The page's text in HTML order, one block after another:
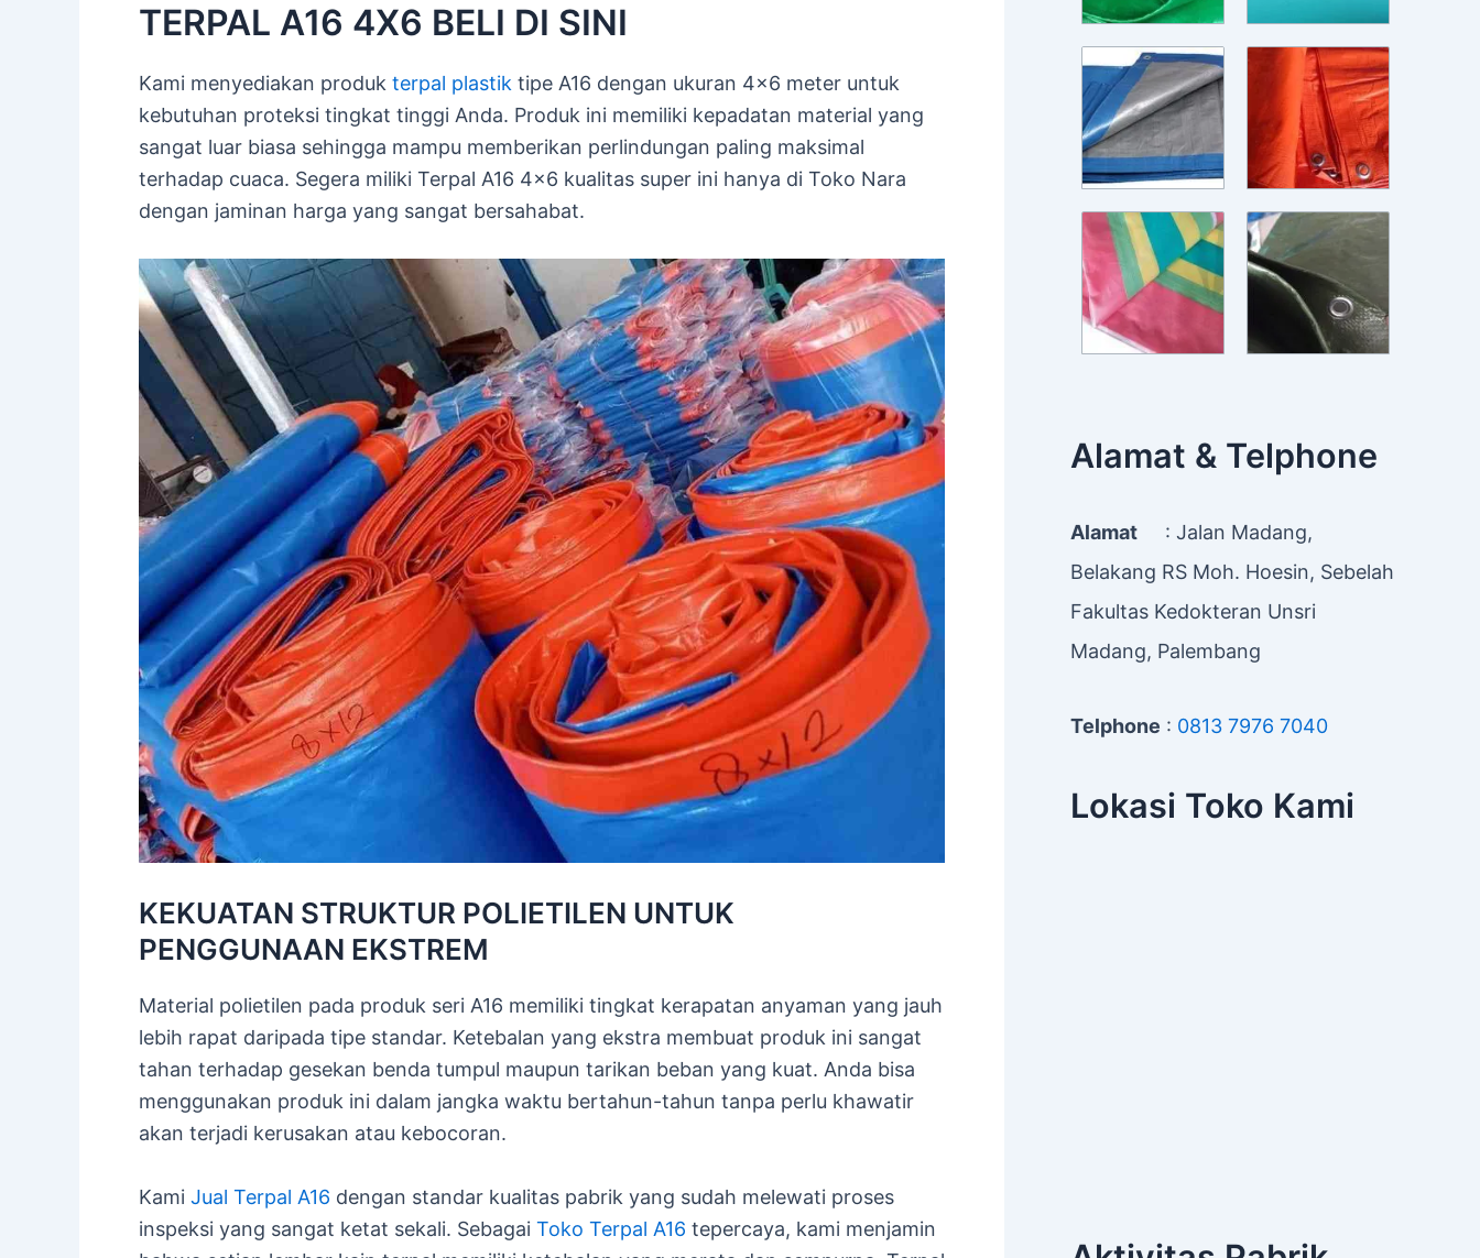
TERPAL A16 4X6 BELI DI SINI
Kami menyediakan produk terpal plastik tipe A16 dengan ukuran 4×6 meter untuk
kebutuhan proteksi tingkat tinggi Anda. Produk ini memiliki kepadatan material yang
sangat luar biasa sehingga mampu memberikan perlindungan paling maksimal
terhadap cuaca. Segera miliki Terpal A16 4×6 kualitas super ini hanya di Toko Nara
dengan jaminan harga yang sangat bersahabat.
KEKUATAN STRUKTUR POLIETILEN UNTUK
PENGGUNAAN EKSTREM
Material polietilen pada produk seri A16 memiliki tingkat kerapatan anyaman yang jauh
lebih rapat daripada tipe standar. Ketebalan yang ekstra membuat produk ini sangat
tahan terhadap gesekan benda tumpul maupun tarikan beban yang kuat. Anda bisa
menggunakan produk ini dalam jangka waktu bertahun-tahun tanpa perlu khawatir
akan terjadi kerusakan atau kebocoran.
Kami Jual Terpal A16 dengan standar kualitas pabrik yang sudah melewati proses
inspeksi yang sangat ketat sekali. Sebagai Toko Terpal A16 tepercaya, kami menjamin
Alamat & Telphone
Alamat : Jalan Madang,
Belakang RS Moh. Hoesin, Sebelah
Fakultas Kedokteran Unsri
Madang, Palembang
Telphone : 0813 7976 7040
Lokasi Toko Kami